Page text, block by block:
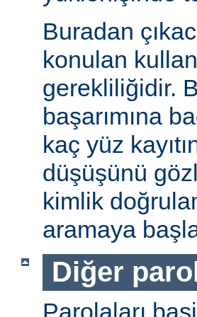
Buradan
konulan
gerekliliğidir.
başarımına
kaç yüz
düşüşünü
kimlik
aramaya
Diğer
Parolaları